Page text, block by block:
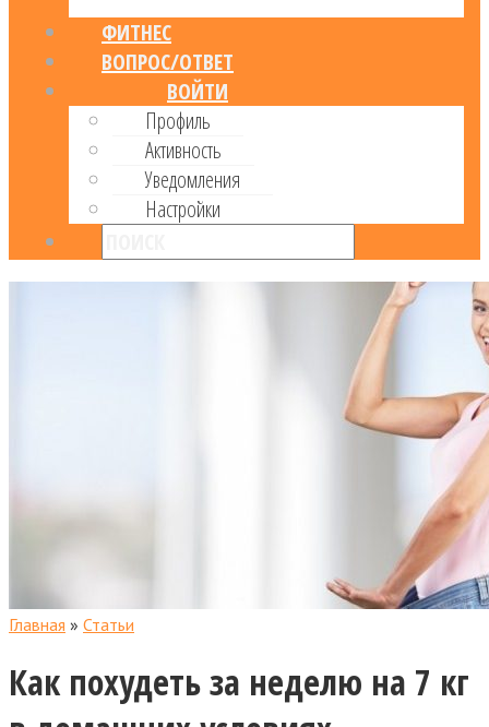
ФИТНЕС
ВОПРОС/ОТВЕТ
ВОЙТИ
Профиль
Активность
Уведомления
Настройки
Главная » Статьи
Как похудеть за неделю на 7 кг